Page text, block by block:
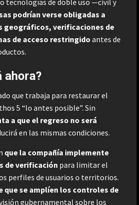
podrían verse obligadas a
geográficos, verificaciones de
de acceso restringido antes de
ahora?
que trabaja para restaurar el
5 “lo antes posible”. Sin
a que el regreso no será
en las mismas condiciones.
que la compañía implemente
de verificación para limitar el
perfiles de usuarios o territorios.
que se amplíen los controles de
gubernamental sobre los